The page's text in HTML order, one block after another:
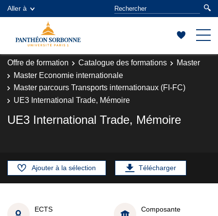
Aller à
Offre de formation Catalogue des formations
Master
Master Economie internationale
Master parcours Transports internationaux (FI-FC)
UE3 International Trade, Mémoire
UE3 International Trade, Mémoire
Ajouter à la sélection Télécharger
ECTS
Composante